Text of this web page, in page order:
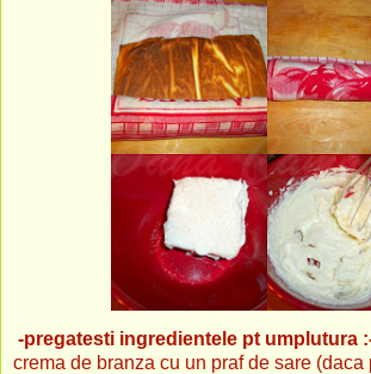
-pregatesti ingredientele pt umplutura
crema de branza cu un praf de sare (daca